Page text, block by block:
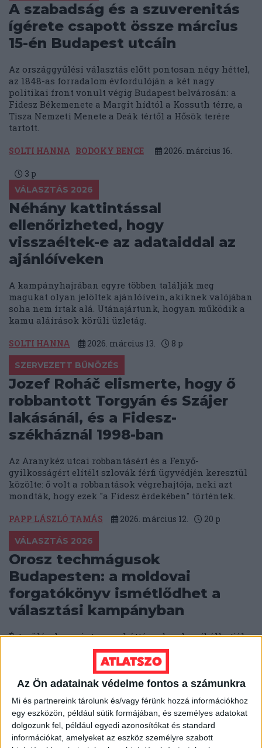
Az Ön adatainak védelme fontos a számunkra
Mi és partnereink tárolunk és/vagy férünk hozzá információkhoz
egy eszközön, például sütik formájában, és személyes adatokat
dolgozunk fel, például egyedi azonosítókat és standard
információkat, amelyeket az eszköz személyre szabott
A szabadság és a szuverenitás
ígérete csapott össze március
15-én Budapest utcáin
Az országgyűlési választás előtt pontosan négy héttel,
az 1848-as forradalom évfordulóján a két nagy
politikai front vonult végig Budapest belvárosán: a
Fidesz Békemenete a Margit hídtól a Kossuth térre, a
Tisza Nemzeti Menete a Deák tértől a Hősök terére
tartott.
SOLTI HANNA BODOKY BENCE 2026. március 16.
3 p
VÁLASZTÁS 2026
Néhány kattintással
ellenőrizheted, hogy
visszaéltek-e az adataiddal az
ajánlóíveken
A kampányhajrában egyre többen találják meg
magukat olyan jelöltek ajánlóívein, akiknek valójában
soha nem írtak alá. Utánajártunk, hogyan működik a
kamu aláírások körüli üzletág.
SOLTI HANNA 2026. március 13. 8 p
SZERVEZETT BŰNÖZÉS
Jozef Roháč elismerte, hogy ő
robbantott Torgyán és Szájer
lakásánál, és a Fidesz-
székháznál 1998-ban
Az Aranykéz utcai robbantásért és a Fenyő-
gyilkosságért elítélt szlovák férfi ügyvédjén keresztül
közölte: ő volt a robbantások végrehajtója, neki azt
mondták, hogy ezek "a Fidesz érdekében" történtek.
PAPP LÁSZLÓ TAMÁS 2026. március 12. 20 p
VÁLASZTÁS 2026
Orosz techmágusok
Budapesten: a moldovai
forgatókönyv ismétlődhet a
választási kampányban
Értesülések szerint orosz háttéremberek próbálhatják
befolyásolni a magyarországi választásokat, hogy
segítsék Orbán Viktor hatalmon maradását. A
módszereket a 2024-es moldovai elnökválasztáson
tesztelték.
SOLTI HANNA 2026. március 10. 5p
PAKS 2 ATOMERŐMŰ